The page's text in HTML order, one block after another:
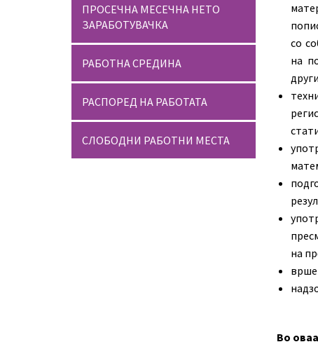
ПРОСЕЧНА МЕСЕЧНА НЕТО
ЗАРАБОТУВАЧКА
РАБОТНА СРЕДИНА
РАСПОРЕД НА РАБОТАТА
СЛОБОДНИ РАБОТНИ МЕСТА
со
на
на
Во